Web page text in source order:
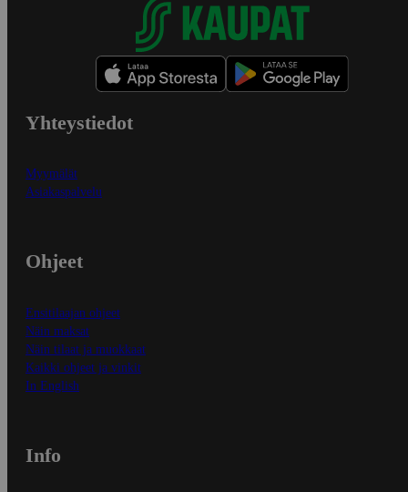
Yhteystiedot
Myymälät
Asiakaspalvelu
Ohjeet
Ensitilaajan ohjeet
Näin maksat
Näin tilaat ja muokkaat
Kaikki ohjeet ja vinkit
In English
Info